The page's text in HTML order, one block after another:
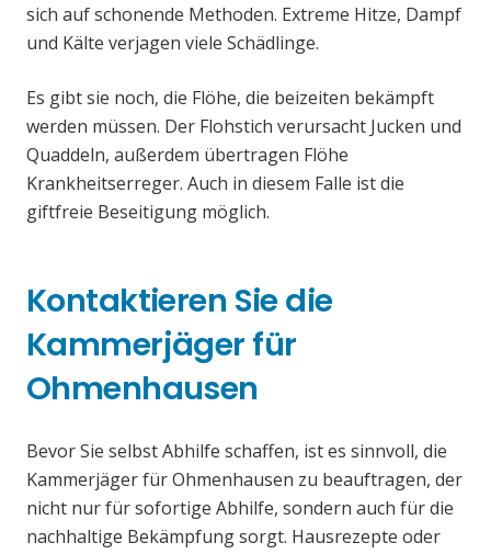
sich auf schonende Methoden. Extreme Hitze, Dampf
und Kälte verjagen viele Schädlinge.
Es gibt sie noch, die Flöhe, die beizeiten bekämpft
werden müssen. Der Flohstich verursacht Jucken und
Quaddeln, außerdem übertragen Flöhe
Krankheitserreger. Auch in diesem Falle ist die
giftfreie Beseitigung möglich.
Kontaktieren Sie die
Kammerjäger für
Ohmenhausen
Bevor Sie selbst Abhilfe schaffen, ist es sinnvoll, die
Kammerjäger für Ohmenhausen zu beauftragen, der
nicht nur für sofortige Abhilfe, sondern auch für die
nachhaltige Bekämpfung sorgt. Hausrezepte oder